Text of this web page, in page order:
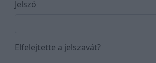
Jelszó
Elfelejtette a jelszavát?